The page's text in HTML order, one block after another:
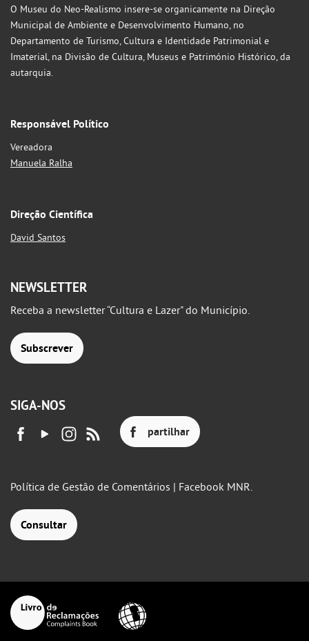
O Museu do Neo-Realismo insere-se organicamente na Direção
Municipal de Ambiente e Desenvolvimento Humano, no
Departamento de Turismo, Cultura e Identidade Patrimonial e
Imaterial, na Divisão de Cultura, Museus e Património Histórico, da
autarquia.
Responsável Político
Vereadora
Manuela Ralha
Direção Científica
David Santos
NEWSLETTER
Receba a newsletter “Cultura e Lazer" do Município.
Subscrever
SIGA-NOS
partilhar
Política de Gestão de Comentários | Facebook MNR.
Consultar